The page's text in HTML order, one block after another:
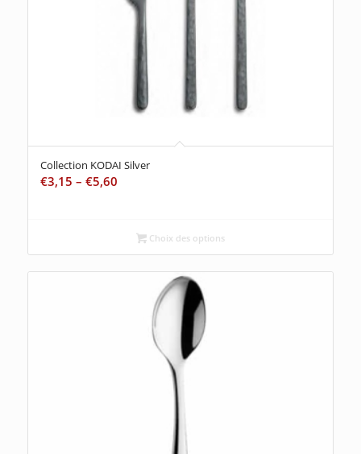
Collection KODAI Silver
€3,15 – €5,60
Choix des options